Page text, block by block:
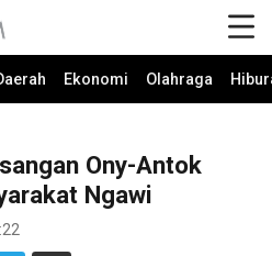
Ekonomi Olahraga
Ony-Antok
Ngawi